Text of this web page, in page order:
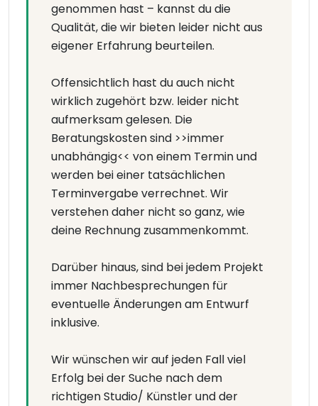
genommen hast – kannst du die
Qualität, die wir bieten leider nicht aus
eigener Erfahrung beurteilen.
Offensichtlich hast du auch nicht
wirklich zugehört bzw. leider nicht
aufmerksam gelesen. Die
Beratungskosten sind >>immer
unabhängig<< von einem Termin und
werden bei einer tatsächlichen
Terminvergabe verrechnet. Wir
verstehen daher nicht so ganz, wie
deine Rechnung zusammenkommt.
Darüber hinaus, sind bei jedem Projekt
immer Nachbesprechungen für
eventuelle Änderungen am Entwurf
inklusive.
Wir wünschen wir auf jeden Fall viel
Erfolg bei der Suche nach dem
richtigen Studio/ Künstler und der